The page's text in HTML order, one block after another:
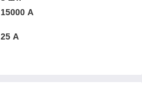
15000 А
25 А